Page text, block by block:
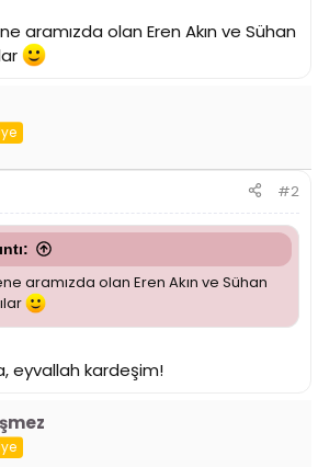
aramızda olan Eren Akın ve Sühan
#2
aramızda olan Eren Akın ve Sühan
eyvallah kardeşim!